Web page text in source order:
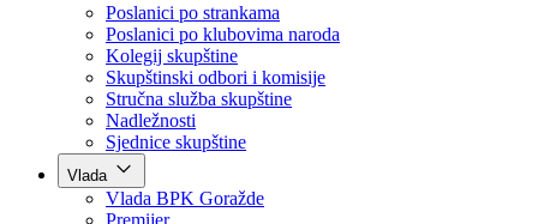
Skupština
Skupština BPK Goražde
Rukovodstvo
Poslanici po strankama
Poslanici po klubovima naroda
Kolegij skupštine
Skupštinski odbori i komisije
Stručna služba skupštine
Nadležnosti
Sjednice skupštine